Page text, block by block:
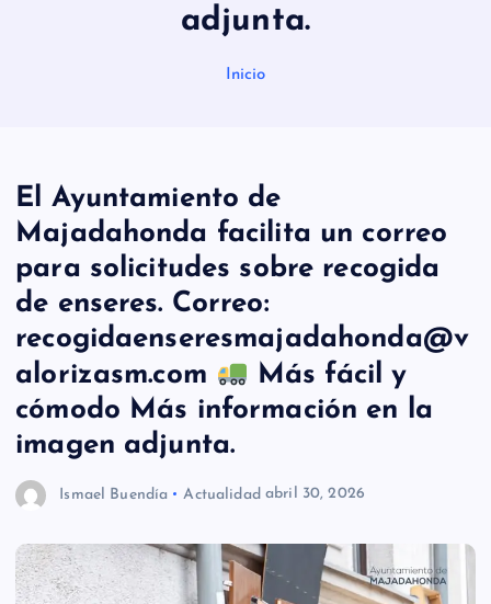
adjunta.
Inicio
El Ayuntamiento de
Majadahonda facilita un correo
para solicitudes sobre recogida
de enseres. Correo:
recogidaenseresmajadahonda@v
alorizasm.com
Más fácil y
cómodo Más información en la
imagen adjunta.
Ismael Buendía Actualidad abril 30, 2026